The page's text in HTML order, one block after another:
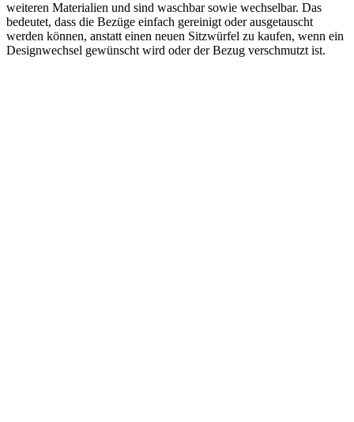
weiteren Materialien und sind waschbar sowie wechselbar. Das
bedeutet, dass die Bezüge einfach gereinigt oder ausgetauscht
werden können, anstatt einen neuen Sitzwürfel zu kaufen, wenn ein
Designwechsel gewünscht wird oder der Bezug verschmutzt ist.